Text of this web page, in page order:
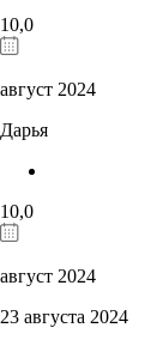
10,0
август 2024
Дарья
10,0
август 2024
23 августа 2024